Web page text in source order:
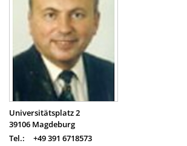
Universitätsplatz 2
39106 Magdeburg
Tel.:
+49 391 6718573